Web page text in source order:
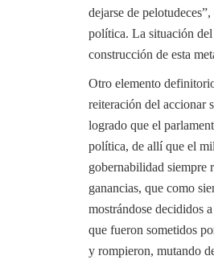
dejarse de
política. La situación
construcción de esta
Otro elemento
reiteración del accionar
logrado que el
política, de allí que el
gobernabilidad siempre
ganancias, que como
mostrándose decididos
que fueron sometidos
y rompieron, mutando